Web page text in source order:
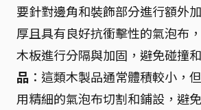
要針對邊角和裝飾部分進行額外
厚且具有良好抗衝擊性的氣泡布
木板進行分隔與加固，避免碰撞
品 ：這類木製品通常體積較小，
用精細的氣泡布切割和鋪設，避